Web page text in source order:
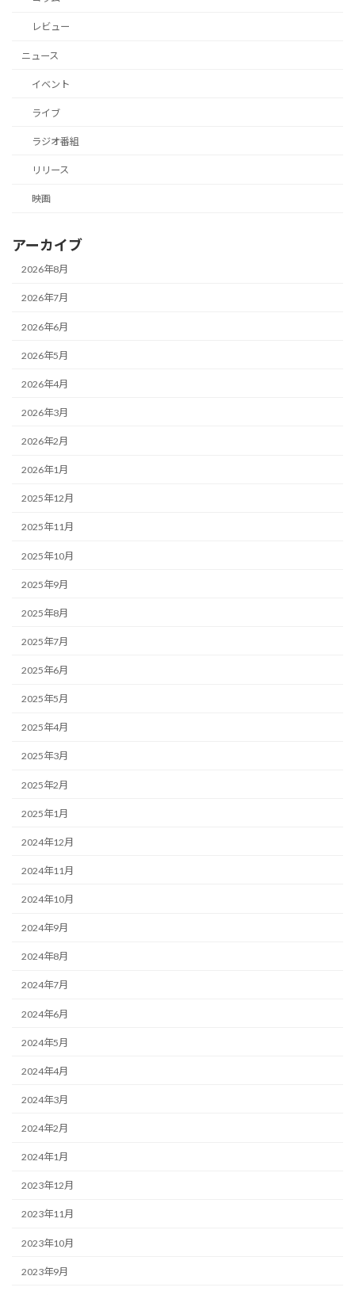
レビュー
ニュース
イベント
ライブ
ラジオ番組
リリース
映画
アーカイブ
2026年8月
2026年7月
2026年6月
2026年5月
2026年4月
2026年3月
2026年2月
2026年1月
2025年12月
2025年11月
2025年10月
2025年9月
2025年8月
2025年7月
2025年6月
2025年5月
2025年4月
2025年3月
2025年2月
2025年1月
2024年12月
2024年11月
2024年10月
2024年9月
2024年8月
2024年7月
2024年6月
2024年5月
2024年4月
2024年3月
2024年2月
2024年1月
2023年12月
2023年11月
2023年10月
2023年9月